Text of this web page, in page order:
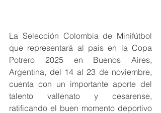
La Selección Colombia de Minifútbol
que representará al país en la Copa
Potrero 2025 en Buenos Aires,
Argentina, del 14 al 23 de noviembre,
cuenta con un importante aporte del
talento vallenato y cesarense,
ratificando el buen momento deportivo